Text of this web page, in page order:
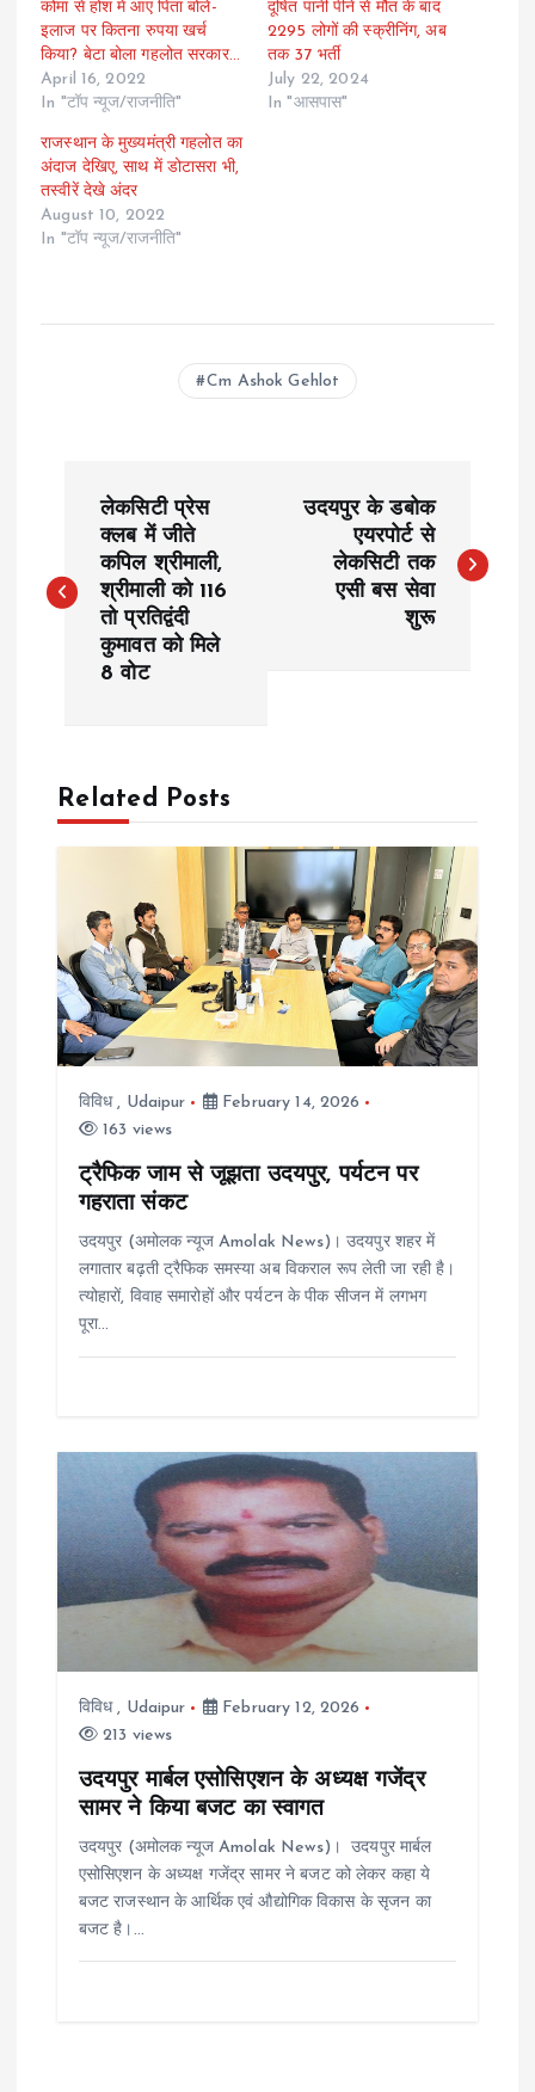
कोमा से होश में आए पिता बोले-
इलाज पर कितना रुपया खर्च
किया? बेटा बोला गहलोत सरकार…
April 16, 2022
In "टॉप न्यूज/राजनीति"
दूषित पानी पीने से मौत के बाद
2295 लोगों की स्क्रीनिंग, अब
तक 37 भर्ती
July 22, 2024
In "आसपास"
राजस्थान के मुख्यमंत्री गहलोत का
अंदाज दे​खिए, साथ में डोटासरा भी,
तस्वीरें देखे अंदर
August 10, 2022
In "टॉप न्यूज/राजनीति"
Cm Ashok Gehlot
s
a
v
g
a
t
लेकसिटी प्रेस
क्लब में जीते
कपिल श्रीमाली,
श्रीमाली को 116
तो प्रतिद्वंदी
कुमावत को मिले
8 वोट
उदयपुर के डबोक
एयरपोर्ट से
लेकसिटी तक
एसी बस सेवा
शुरू
Related Posts
विविध, Udaipur
February 14, 2026
163 views
ट्रैफिक जाम से जूझता उदयपुर, पर्यटन पर
गहराता संकट
उदयपुर (अमोलक न्यूज Amolak News)। उदयपुर शहर में
लगातार बढ़ती ट्रैफिक समस्या अब विकराल रूप लेती जा रही है।
त्योहारों, विवाह समारोहों और पर्यटन के पीक सीजन में लगभग
पूरा…
विविध, Udaipur
February 12, 2026
213 views
उदयपुर मार्बल एसोसिएशन के अध्यक्ष गजेंद्र
सामर ने किया बजट का स्वागत
उदयपुर (अमोलक न्यूज Amolak News)। उदयपुर मार्बल
एसोसिएशन के अध्यक्ष गजेंद्र सामर ने बजट को लेकर कहा ये
बजट राजस्थान के आर्थिक एवं औद्योगिक विकास के सृजन का
बजट है।…